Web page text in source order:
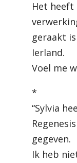
Het heeft
geraakt
Ierland.
Voel me
*
“Sylvia
Regenesis
gegeven.
Ik heb